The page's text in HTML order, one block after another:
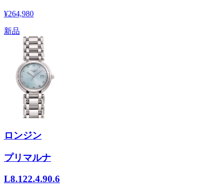
¥264,980
新品
ロンジン
プリマルナ
L8.122.4.90.6